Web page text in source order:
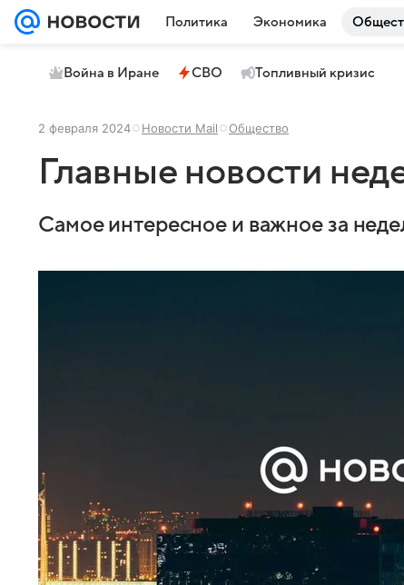
Политика Экономика
Война в Иране СВО Топливный кризис
2 февраля 2024 Новости Mail Общество
Главные новости
Самое интересное и важное за